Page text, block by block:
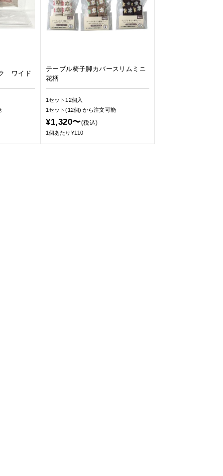
ワイド
テーブル椅子脚カバースリムミニ
花柄
1セット12個入
1セット(12個)から注文可能
¥1,320〜(税込)
1個あたり¥110